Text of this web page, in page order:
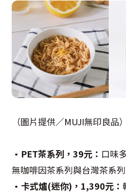
（圖片提供／MUJI無印良品）
•PET茶系列，39元： 口味
無咖啡因茶系列與台灣茶系列
•卡式爐(迷你)，1,390元：